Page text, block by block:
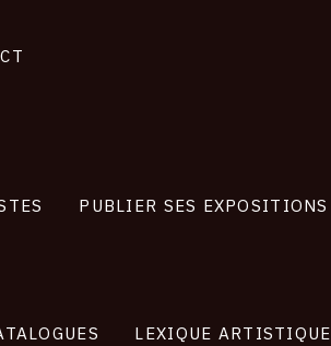
PUBLIER SES EXPOSITIONS
LEXIQUE ARTISTIQUE